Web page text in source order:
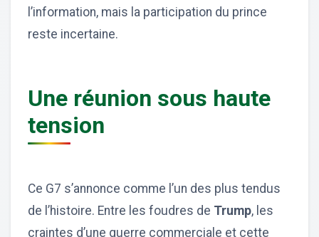
l’information, mais la participation du prince
reste incertaine.
Une réunion sous haute
tension
Ce G7 s’annonce comme l’un des plus tendus
de l’histoire. Entre les foudres de Trump, les
craintes d’une guerre commerciale et cette